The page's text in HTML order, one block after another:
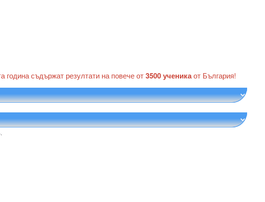
година съдържат резултати на повече от3500 ученикаот България!